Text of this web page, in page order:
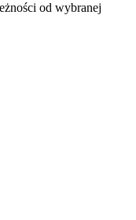
od wybranej